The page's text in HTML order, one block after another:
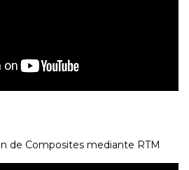
de Composites mediante RTM